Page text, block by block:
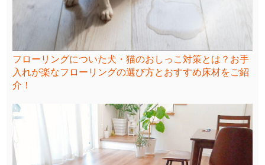
フローリングについた犬・猫のおしっこ対策とは？お手
入れが楽なフローリングの選び方とおすすめ床材をご紹
介！